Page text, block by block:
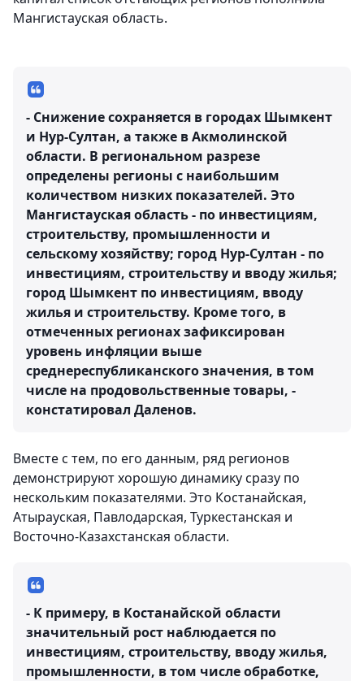
Мангистауская область.
- Снижение сохраняется в городах Шымкент
и Нур-Султан, а также в Акмолинской
области. В региональном разрезе
определены регионы с наибольшим
количеством низких показателей. Это
Мангистауская область - по инвестициям,
строительству, промышленности и
сельскому хозяйству; город Нур-Султан - по
инвестициям, строительству и вводу жилья;
город Шымкент по инвестициям, вводу
жилья и строительству. Кроме того, в
отмеченных регионах зафиксирован
уровень инфляции выше
среднереспубликанского значения, в том
числе на продовольственные товары, -
констатировал Даленов.
Вместе с тем, по его данным, ряд регионов
демонстрируют хорошую динамику сразу по
нескольким показателями. Это Костанайская,
Атырауская, Павлодарская, Туркестанская и
Восточно-Казахстанская области.
- К примеру, в Костанайской области
значительный рост наблюдается по
инвестициям, строительству, вводу жилья,
промышленности, в том числе обработке,